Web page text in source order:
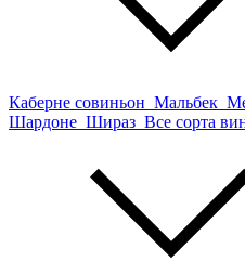
Каберне совиньон Мальбек
Шардоне Шираз Все сорта